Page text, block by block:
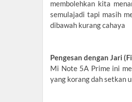
membolehkan kita
semulajadi tapi masih
dibawah kurang cahaya
Pengesan dengan Jari
Mi Note 5A Prime ini
yang korang dah setkan